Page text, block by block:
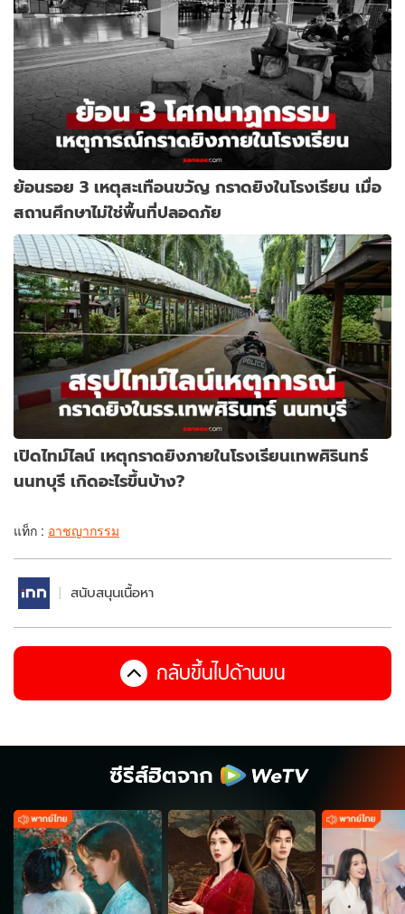
ย้อนรอย 3 เหตุสะเทือนขวัญ กราดยิงในโรงเรียน เมื่อ
สถานศึกษาไม่ใช่พื้นที่ปลอดภัย
เปิดไทม์ไลน์ เหตุกราดยิงภายในโรงเรียนเทพศิรินทร์
นนทบุรี เกิดอะไรขึ้นบ้าง?
แท็ก : อาชญากรรม
สนับสนุนเนื้อหา
กลับขึ้นไปด้านบน
ซีรีส์ฮิตจาก